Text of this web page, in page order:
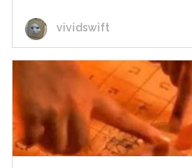
vividswift